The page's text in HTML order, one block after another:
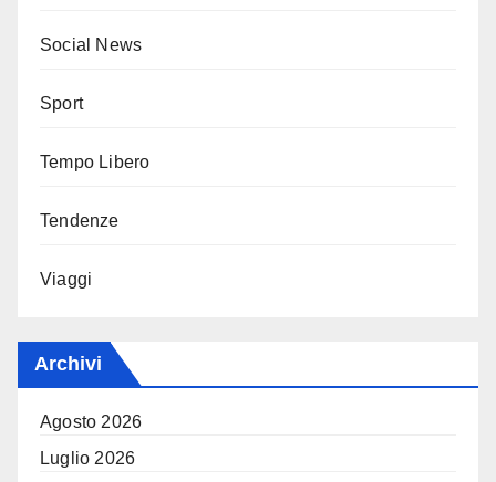
Social News
Sport
Tempo Libero
Tendenze
Viaggi
Archivi
Agosto 2026
Luglio 2026